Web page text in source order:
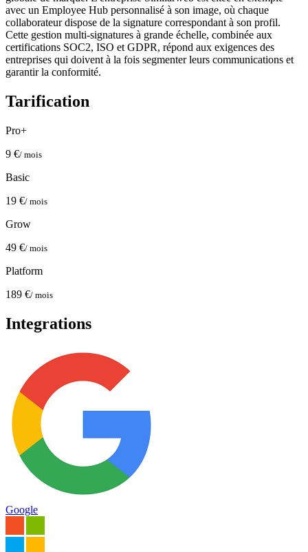
avec un Employee Hub personnalisé à son image, où chaque
collaborateur dispose de la signature correspondant à son profil.
Cette gestion multi-signatures à grande échelle, combinée aux
certifications SOC2, ISO et GDPR, répond aux exigences des
entreprises qui doivent à la fois segmenter leurs communications et
garantir la conformité.
Tarification
Pro+
9 €/ mois
Basic
19 €/ mois
Grow
49 €/ mois
Platform
189 €/ mois
Integrations
Google